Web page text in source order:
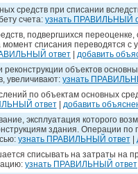
средств при списании
счета: узнать ПРАВИЛЬНЫЙ
подвергшихся
списания переводятся с
ответ
добавить
объектов
увеличивают: узнать
по объектам основных
ответ| добавить
эксплуатация которого
здания. Операции
узнать ПРАВИЛЬНЫЙ ответ|
списывать на затраты на
узнать ПРАВИЛЬНЫЙ ответ